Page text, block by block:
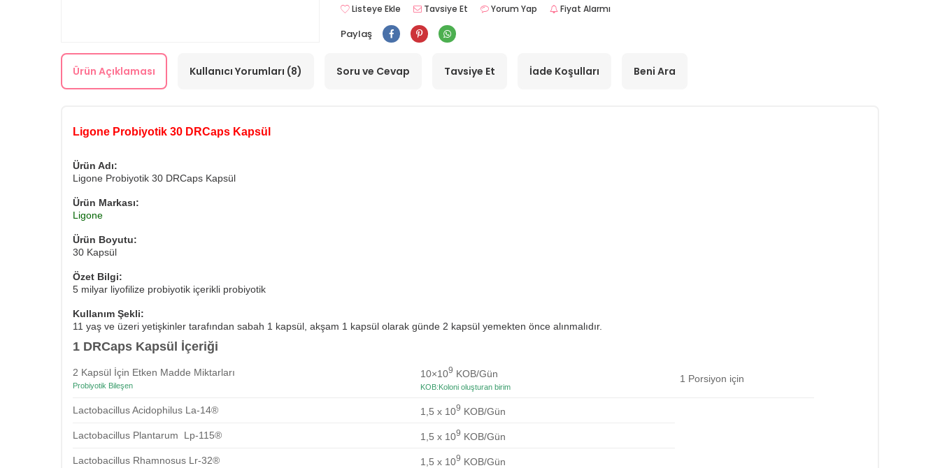
Listeye Ekle Tavsiye Et Yorum Yap Fiyat Alarmı
Paylaş
Ürün Açıklaması Kullanıcı Yorumları (8) Soru ve Cevap Tavsiye Et İade Koşulları Beni Ara
Ligone Probiyotik 30 DRCaps Kapsül
Ürün Adı:
Ligone Probiyotik 30 DRCaps Kapsül
Ürün Markası:
Ligone
Ürün Boyutu:
30 Kapsül
Özet Bilgi:
5 milyar liyofilize probiyotik içerikli probiyotik
Kullanım Şekli:
11 yaş ve üzeri yetişkinler tarafından sabah 1 kapsül, akşam 1 kapsül olarak günde 2 kapsül yemekten önce alınmalıdır.
1 DRCaps Kapsül İçeriği
2 Kapsül İçin Etken Madde Miktarları
Probiyotik Bileşen
10×109 KOB/Gün
KOB:Koloni oluşturan birim
1 Porsiyon için
Lactobacillus Acidophilus La-14® 1,5 x 109 KOB/Gün
Lactobacillus Plantarum Lp-115® 1,5 x 109 KOB/Gün
Lactobacillus Rhamnosus Lr-32® 1,5 x 109 KOB/Gün